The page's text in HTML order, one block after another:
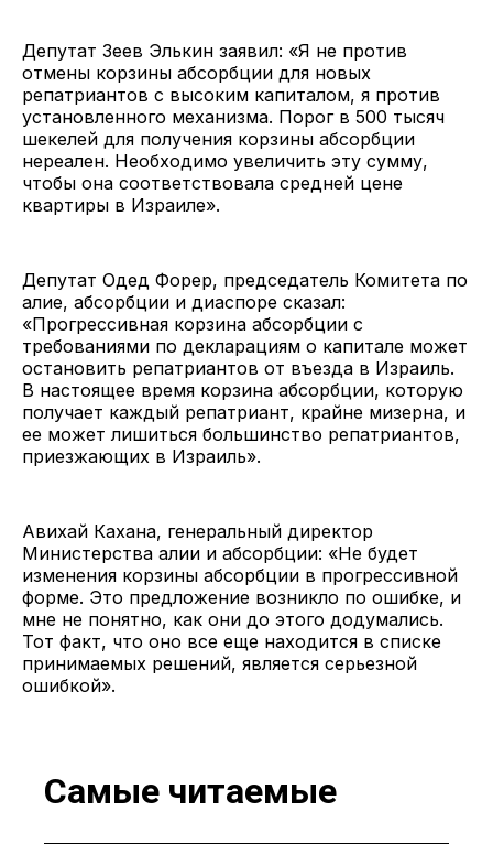
Депутат Зеев Элькин заявил: «Я не против
отмены корзины абсорбции для новых
репатриантов с высоким капиталом, я против
установленного механизма. Порог в 500 тысяч
шекелей для получения корзины абсорбции
нереален. Необходимо увеличить эту сумму,
чтобы она соответствовала средней цене
квартиры в Израиле».
Депутат Одед Форер, председатель Комитета по
алие, абсорбции и диаспоре сказал:
«Прогрессивная корзина абсорбции с
требованиями по декларациям о капитале может
остановить репатриантов от въезда в Израиль.
В настоящее время корзина абсорбции, которую
получает каждый репатриант, крайне мизерна, и
ее может лишиться большинство репатриантов,
приезжающих в Израиль».
Авихай Кахана, генеральный директор
Министерства алии и абсорбции: «Не будет
изменения корзины абсорбции в прогрессивной
форме. Это предложение возникло по ошибке, и
мне не понятно, как они до этого додумались.
Тот факт, что оно все еще находится в списке
принимаемых решений, является серьезной
ошибкой».
Самые читаемые